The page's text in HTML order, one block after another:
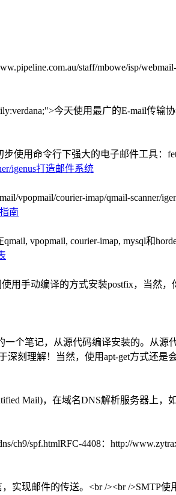
staff/mbowe/isp/
今天使用最广的E-mail传
使用命令行下强大的电子邮件工具：
igenus打造邮件系统
vpopmail/courier-imap/qmail-
南
vpopmail, courier-imap, mysql和
用手动编译的方式安装postfix，当然
一个笔记，从源代码编译安装的。从
刻理解！当然，使用apt-get方式还是
Mail)，在域名DNS解析服务器上，
ch9/spf.htmlRFC-4408：http://
实现邮件的传送。<br /><br />SMTP